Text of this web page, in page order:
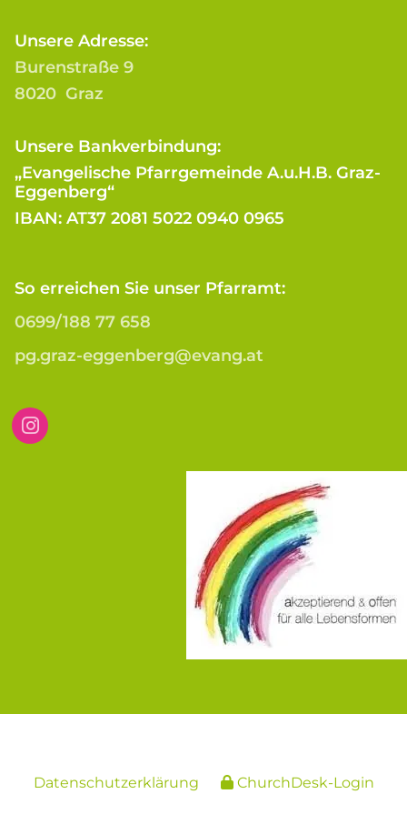
Unsere Adresse:
Burenstraße 9
8020 Graz
Unsere Bankverbindung:
„Evangelische Pfarrgemeinde A.u.H.B. Graz-
Eggenberg“
IBAN: AT37 2081 5022 0940 0965
So erreichen Sie unser Pfarramt:
0699/188 77 658
pg.graz-eggenberg@evang.at
Datenschutzerklärung ChurchDesk-Login